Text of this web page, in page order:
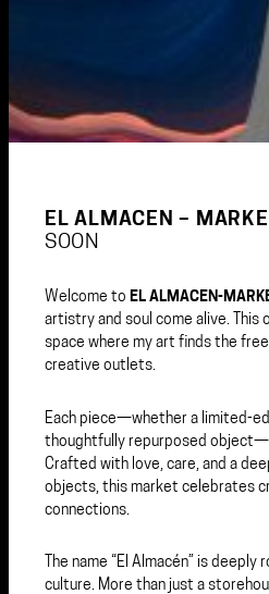
EL ALMACEN – MARKET
SOON
Welcome to EL ALMACEN-
artistry and soul come alive. This
space where my art finds the
creative outlets.
Each piece—whether a limited-
thoughtfully repurposed
Crafted with love, care, and a
objects, this market celebrates
connections.
The name “El Almacén” is
culture. More than just a